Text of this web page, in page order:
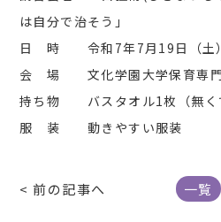
は自分で治そう」
日 時 令和7年7月19日（土
会 場 文化学園大学保育専
持ち物 バスタオル1枚（無く
服 装 動きやすい服装
< 前の記事へ 一覧